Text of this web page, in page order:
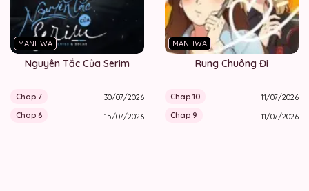
MANHWA
Nguyên Tắc Của Serim
Chap 7
30/07/2026
Chap 6
15/07/2026
MANHWA
Rung Chuông Đi
Chap 10
11/07/2026
Chap 9
11/07/2026